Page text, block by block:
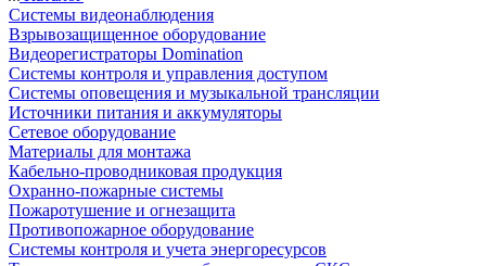
Системы видеонаблюдения
Взрывозащищенное оборудование
Видеорегистраторы Domination
Системы контроля и управления доступом
Системы оповещения и музыкальной трансляции
Источники питания и аккумуляторы
Сетевое оборудование
Материалы для монтажа
Кабельно-проводниковая продукция
Охранно-пожарные системы
Пожаротушение и огнезащита
Противопожарное оборудование
Системы контроля и учета энергоресурсов